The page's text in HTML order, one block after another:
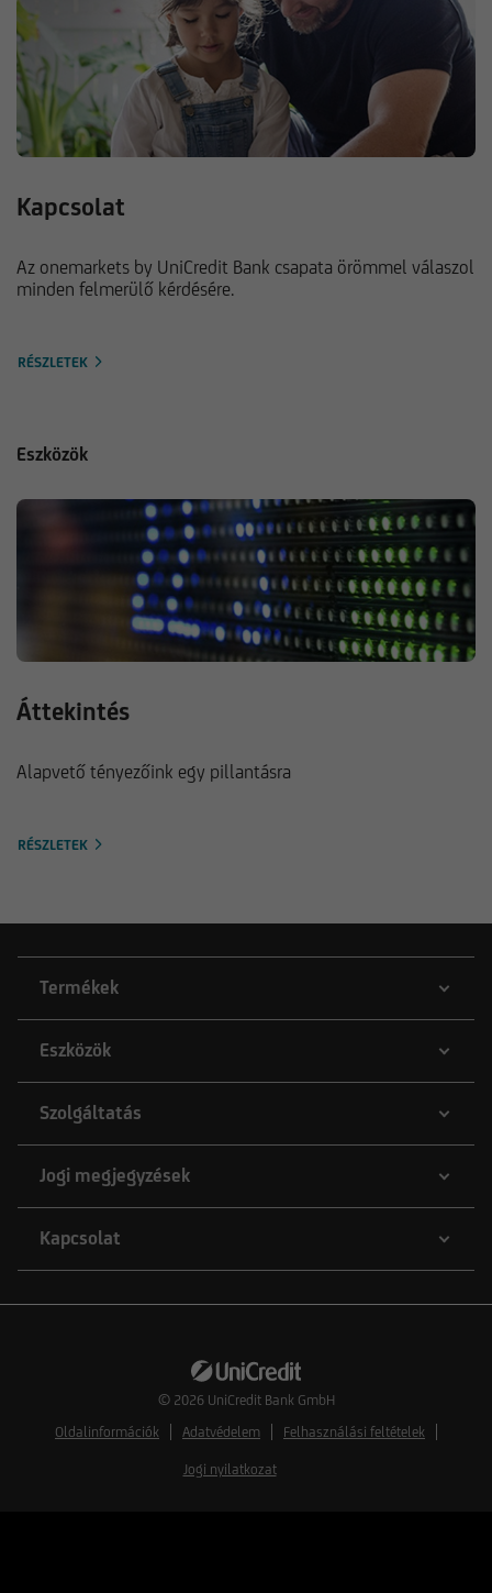
Kapcsolat
Az onemarkets by UniCredit Bank csapata örömmel válaszol
minden felmerülő kérdésére.
RÉSZLETEK
Eszközök
Áttekintés
Alapvető tényezőink egy pillantásra
RÉSZLETEK
Termékek
Eszközök
Szolgáltatás
Jogi megjegyzések
Kapcsolat
© 2026 UniCredit Bank GmbH
Oldalinformációk
Adatvédelem Felhasználási feltételek
Jogi nyilatkozat